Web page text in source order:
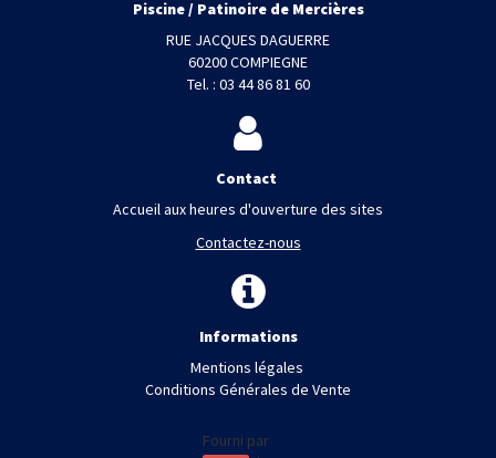
Piscine / Patinoire de Mercières
RUE JACQUES DAGUERRE
60200 COMPIEGNE
Tel. : 03 44 86 81 60
Contact
Accueil aux heures d'ouverture des sites
Contactez-nous
Informations
Mentions légales
Conditions Générales de Vente
Fourni par